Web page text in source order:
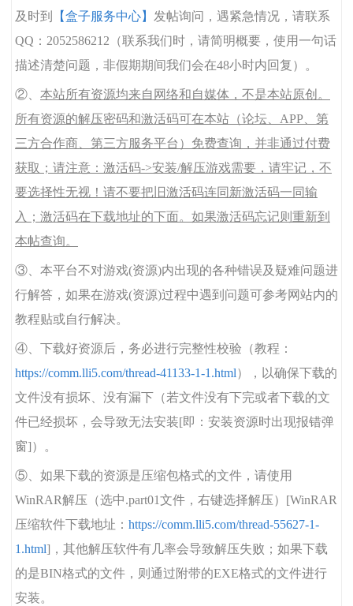
及时到
【盒子服务中心】 发帖询问，遇紧急情况，请联系
QQ：2052586212（联系我们时，请简明概要，使用一句话
描述清楚问题，非假期期间我们会在48小时内回复）。
②、 本站所有资源均来自网络和自媒体，不是本站原创。
所有资源的解压密码和激活码可在本站（论坛、APP、第
三方合作商、第三方服务平台）免费查询，并非通过付费
获取；请注意：激活码->安装/解压游戏需要，请牢记，不
要选择性无视！请不要把旧激活码连同新激活码一同输
入；激活码在下载地址的下面。如果激活码忘记则重新到
本帖查询。
③、本平台不对游戏(资源)内出现的各种错误及疑难问题进
行解答，如果在游戏(资源)过程中遇到问题可参考网站内的
教程贴或自行解决。
④、下载好资源后，务必进行完整性校验（教程：
https://comm.lli5.com/thread-41133-1-1.html），以确保下载的
文件没有损坏、没有漏下（若文件没有下完或者下载的文
件已经损坏，会导致无法安装[即：安装资源时出现报错弹
窗]）。
⑤、如果下载的资源是压缩包格式的文件，请使用
WinRAR解压（选中.part01文件，右键选择解压）[WinRAR
压缩软件下载地址： https://comm.lli5.com/thread-55627-1-
1.html]，其他解压软件有几率会导致解压失败；如果下载
的是BIN格式的文件，则通过附带的EXE格式的文件进行
安装。